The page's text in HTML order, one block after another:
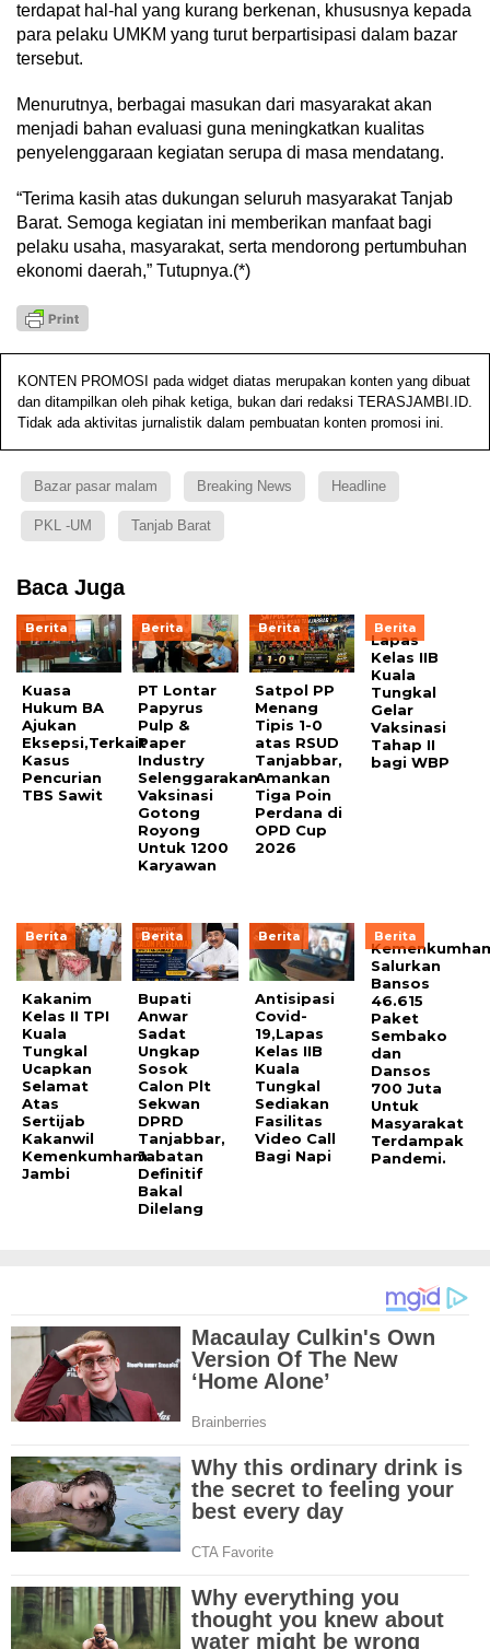
terdapat hal-hal yang kurang berkenan, khususnya kepada
para pelaku UMKM yang turut berpartisipasi dalam bazar
tersebut.
Menurutnya, berbagai masukan dari masyarakat akan
menjadi bahan evaluasi guna meningkatkan kualitas
penyelenggaraan kegiatan serupa di masa mendatang.
“Terima kasih atas dukungan seluruh masyarakat Tanjab
Barat. Semoga kegiatan ini memberikan manfaat bagi
pelaku usaha, masyarakat, serta mendorong pertumbuhan
ekonomi daerah,” Tutupnya.(*)
KONTEN PROMOSI pada widget diatas merupakan konten yang dibuat
dan ditampilkan oleh pihak ketiga, bukan dari redaksi TERASJAMBI.ID.
Tidak ada aktivitas jurnalistik dalam pembuatan konten promosi ini.
Bazar pasar malam Breaking News Headline
PKL -UM Tanjab Barat
Baca Juga
Berita
Kuasa
Hukum BA
Ajukan
Eksepsi,Terkait
Kasus
Pencurian
TBS Sawit
Berita
PT Lontar
Papyrus
Pulp &
Paper
Industry
Selenggarakan
Vaksinasi
Gotong
Royong
Untuk 1200
Karyawan
Berita
Satpol PP
Menang
Tipis 1-0
atas RSUD
Tanjabbar,
Amankan
Tiga Poin
Perdana di
OPD Cup
2026
Berita
Lapas
Kelas IIB
Kuala
Tungkal
Gelar
Vaksinasi
Tahap II
bagi WBP
Berita
Kakanim
Kelas II TPI
Kuala
Tungkal
Ucapkan
Selamat
Atas
Sertijab
Kakanwil
Kemenkumham
Jambi
Berita
Bupati
Anwar
Sadat
Ungkap
Sosok
Calon Plt
Sekwan
DPRD
Tanjabbar,
Jabatan
Definitif
Bakal
Dilelang
Berita
Antisipasi
Covid-
19,Lapas
Kelas IIB
Kuala
Tungkal
Sediakan
Fasilitas
Video Call
Bagi Napi
Berita
Salurkan
Bansos
46.615
Paket
Sembako
dan
Dansos
700 Juta
Untuk
Masyarakat
Terdampak
Pandemi.